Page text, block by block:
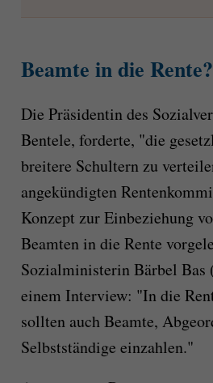
Beamte in die Rente?
Die Präsidentin des
Bentele, forderte, "die
breitere Schultern zu
angekündigten
Konzept zur Einbeziehung
Beamten in die Rente
Sozialministerin Bärbel Bas
einem Interview: "In die
sollten auch Beamte,
Selbstständige einzahlen."